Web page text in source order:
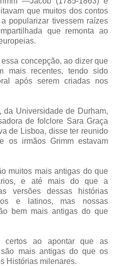
que muitos dos contos
popularizar tivessem raízes
que remonta ao
concepção, ao dizer que
mais recentes, tendo sido
após serem criadas nos
da Universidade de Durham,
de folclore Sara Graça
de Lisboa, disse ter reunido
os irmãos Grimm estavam
muitos mais antigas do que
e até mais do que a
versões dessas histórias
e latinos, mas nossas
bem mais antigas do que
certos ao apontar que as
mais antigas do que os
Histórias milenares.